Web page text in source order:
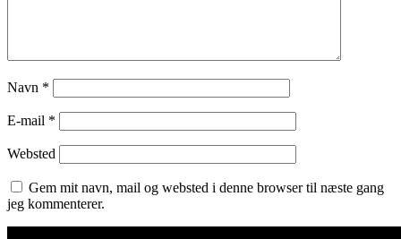
Navn *
E-mail *
Websted
Gem mit navn, mail og websted i denne browser til næste gang
jeg kommenterer.